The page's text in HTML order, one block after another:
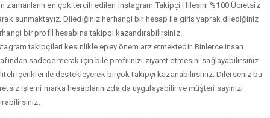
zamanların en çok tercih edilen Instagram Takipçi Hilesini %100 Ücretsiz
sunmaktayız. Dilediğiniz herhangi bir hesap ile giriş yaprak dilediğiniz
bir profil hesabına takipçi kazandırabilirsiniz.
takipçileri kesinlikle epey önem arz etmektedir. Binlerce insan
sadece merak için bile profilinizi ziyaret etmesini sağlayabilirsiniz.
içerikler ile destekleyerek birçok takipçi kazanabilirsiniz. Dilerseniz bu
işlemi marka hesaplarınızda da uygulayabilir ve müşteri sayınızı